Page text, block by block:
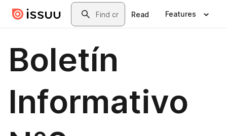
Skip to main contentSearch
Read Features
Boletín
Informativo